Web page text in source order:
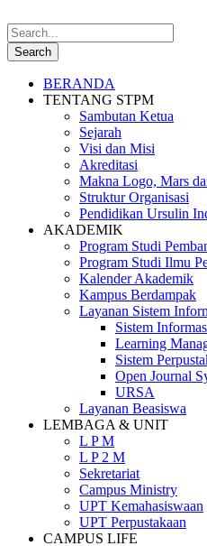
BERANDA
TENTANG STPM
Sambutan Ketua
Sejarah
Visi dan Misi
Akreditasi
Makna Logo, Mars
Struktur Organisasi
Pendidikan Ursulin
AKADEMIK
Program Studi
Program Studi Ilmu
Kalender Akademik
Kampus Berdampak
Layanan Sistem
Sistem
Learning
Sistem
Open Journal
URSA
Layanan Beasiswa
LEMBAGA & UNIT
L P M
L P 2 M
Sekretariat
Campus Ministry
UPT Kemahasiswaan
UPT Perpustakaan
CAMPUS LIFE